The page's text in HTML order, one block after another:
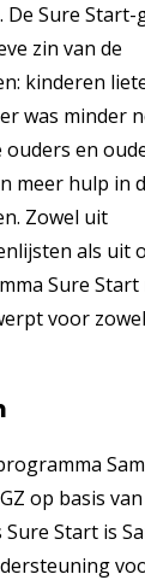
De Sure Start-
zin van de
kinderen
was minder
en
meer hulp in
Zowel uit
als uit
Sure Start
voor
op basis
Start is